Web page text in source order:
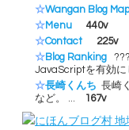
☆Wangan Blog Map
☆Menu
440v
☆Contact
225v
☆Blog Ranking
JavaScriptを有効
☆長崎くんち 長崎
など。 ...
167v